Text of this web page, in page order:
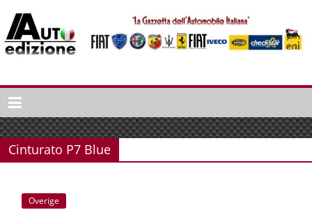
naar
inhoud
Auto
Edizione
La
Gazetta
dell'Automobile
Italiaans
Cinturato P7 Blue
Overige